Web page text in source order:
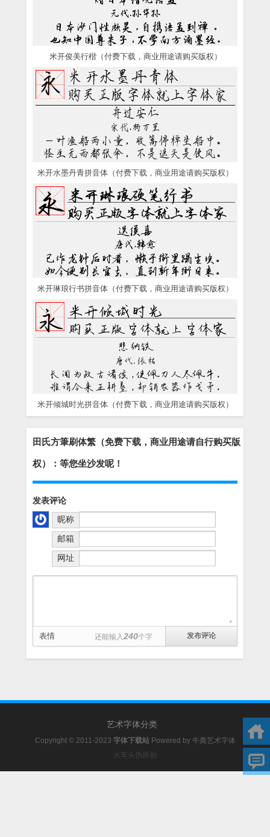
米开俊美行楷（付费下载，商业用途请购买版权）
米开水墨丹青拼音体（付费下载，商业用途请购买版权）
米开琳琅行书拼音体（付费下载，商业用途请购买版权）
米开倾城时光拼音体（付费下载，商业用途请购买版权）
田氏方筆刷体繁（免费下载，商业用途请自行购买版
权）：等您坐沙发呢！
发表评论
昵称
邮箱
网址
表情 还能输入240个字
艺术字体分类
Copyright © 2011-2023 字体下载站 Powered by 牛粪艺术字体
火车头伪原创